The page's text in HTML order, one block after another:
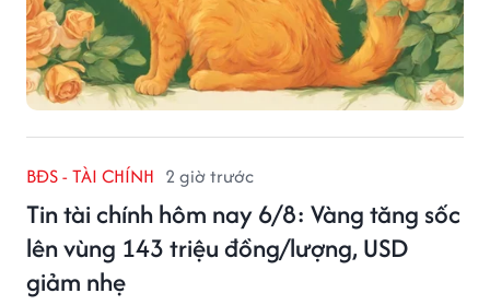
BĐS - TÀI CHÍNH 2 giờ trước
Tin tài chính hôm nay 6/8: Vàng tăng sốc
lên vùng 143 triệu đồng/lượng, USD
giảm nhẹ